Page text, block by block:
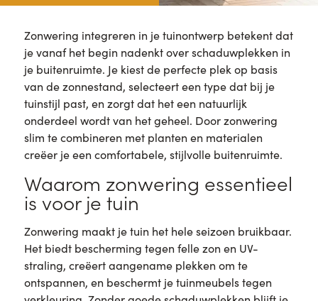
Zonwering integreren in je tuinontwerp betekent dat
je vanaf het begin nadenkt over schaduwplekken in
je buitenruimte. Je kiest de perfecte plek op basis
van de zonnestand, selecteert een type dat bij je
tuinstijl past, en zorgt dat het een natuurlijk
onderdeel wordt van het geheel. Door zonwering
slim te combineren met planten en materialen
creëer je een comfortabele, stijlvolle buitenruimte.
Waarom zonwering essentieel
is voor je tuin
Zonwering maakt je tuin het hele seizoen bruikbaar.
Het biedt bescherming tegen felle zon en UV-
straling, creëert aangename plekken om te
ontspannen, en beschermt je tuinmeubels tegen